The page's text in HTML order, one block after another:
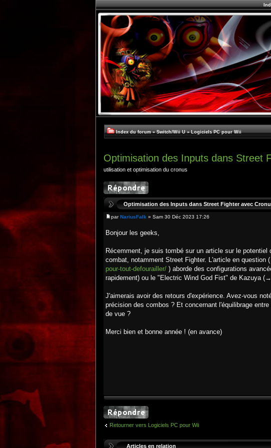
Index du forum » Switch/Wii U » Logiciels PC pour Wii
Optimisation des Inputs dans Street
utilisation et optimisation du cronus
Optimisation des Inputs dans Street Fighter avec
parNariusFalk » Sam 30 Déc 2023 17:26
Bonjour les geeks,
Récemment, je suis tombé sur un article sur le
combat, notamment Street Fighter. L'article en question (
pour-tout-defourailler/ ) aborde des configurations
rapidement) ou le "Electric Wind God Fist" de Kazuya
J'aimerais avoir des retours d'expérience. Avez-vous
précision des combos ? Et concernant l'équilibrage
de vue ?
Merci bien et bonne année ! (en avance)
Retourner vers Logiciels PC pour Wii
Articles en relation